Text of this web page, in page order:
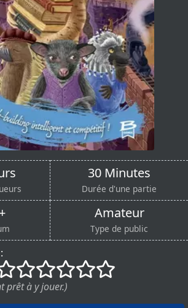
30 Minutes
Durée d'une partie
Amateur
Type de public
() () () () ()
()
prêt à y jouer.)